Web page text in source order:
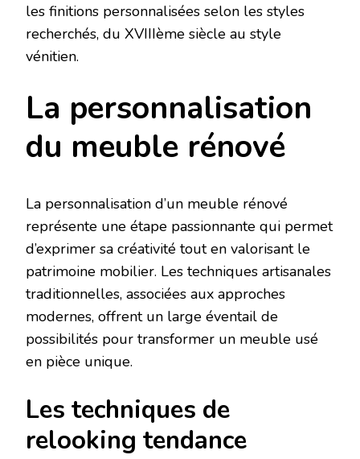
les finitions personnalisées selon les styles
recherchés, du XVIIIème siècle au style
vénitien.
La personnalisation
du meuble rénové
La personnalisation d’un meuble rénové
représente une étape passionnante qui permet
d’exprimer sa créativité tout en valorisant le
patrimoine mobilier. Les techniques artisanales
traditionnelles, associées aux approches
modernes, offrent un large éventail de
possibilités pour transformer un meuble usé
en pièce unique.
Les techniques de
relooking tendance